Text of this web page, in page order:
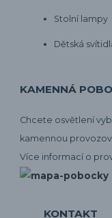
Stolní lampy
Dětská
KAMENNÁ
Chcete osvětlení
kamennou
Více informací o
KONTAKT